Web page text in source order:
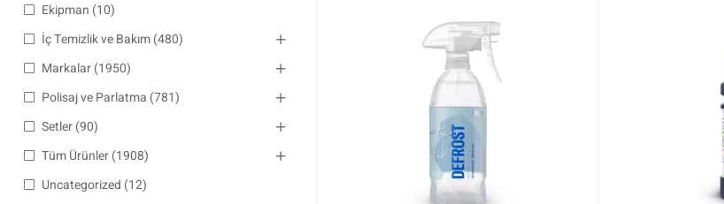
Ekipman (10)
İç Temizlik ve Bakım(480)
Markalar(1950)
Polisaj ve Parlatma (781)
Setler(90)
Tüm Ürünler(1908)
Uncategorized (12)